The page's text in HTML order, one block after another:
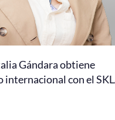
Gándara obtiene
internacional con el